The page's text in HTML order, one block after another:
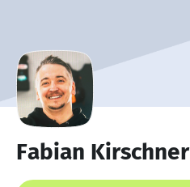
Fabian Kirschner